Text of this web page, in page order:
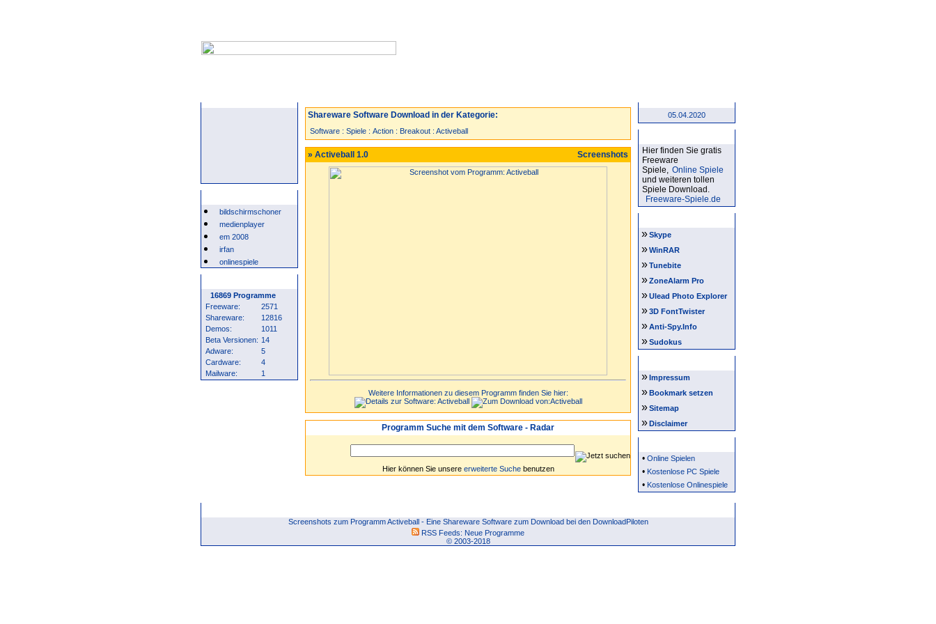
bildschirmschoner
medienplayer
em 2008
irfan
onlinespiele
16869 Programme
Freeware:
2571
Shareware:
12816
Demos:
1011
Beta Versionen: 14
Adware:
5
Cardware:
4
Mailware:
1
Shareware Software Download in der Kategorie:
Software : Spiele : Action : Breakout : Activeball
» Activeball 1.0 Screenshots
Weitere Informationen zu diesem Programm finden Sie hier:
Programm Suche mit dem Software - Radar
Hier können Sie unsere erweiterte Suchebenutzen
05.04.2020
Hier finden Sie gratis
Freeware
Spiele, Online Spiele
und weiteren tollen
Spiele Download.
Freeware-Spiele.de
»Skype
»WinRAR
»Tunebite
»ZoneAlarm Pro
»Ulead Photo Explorer
»3D FontTwister
»Anti-Spy.Info
»Sudokus
»Impressum
»Bookmark setzen
»Sitemap
»Disclaimer
• Online Spielen
• Kostenlose PC Spiele
• Kostenlose Onlinespiele
Screenshots zum Programm Activeball - Eine Shareware Software zum Download bei den DownloadPiloten
RSS Feeds: Neue Programme
© 2003-2018